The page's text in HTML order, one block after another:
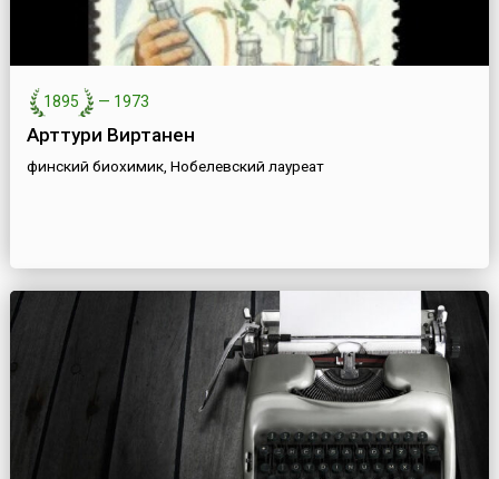
1895 — 1973
Арттури Виртанен
финский биохимик, Нобелевский лауреат